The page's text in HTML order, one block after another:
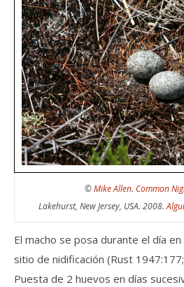
©Mike Allen. Common
Lakehurst, New Jersey, USA. 2008.
El macho se posa durante el día
sitio de nidificación (Rust
Puesta de 2 huevos en días